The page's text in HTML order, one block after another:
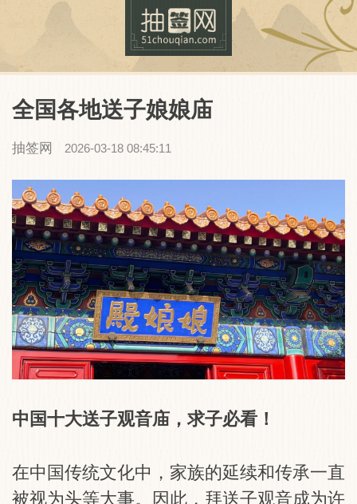
抽签网
全国各地送子娘娘庙
抽签网 2026-03-18 08:45:11
中国十大送子观音庙，求子必看！
在中国传统文化中，家族的延续和传承一直
被视为头等大事。因此，拜送子观音成为许